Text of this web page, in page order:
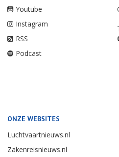
Youtube
Instagram
RSS
Podcast
ONZE WEBSITES
Luchtvaartnieuws.nl
Zakenreisnieuws.nl